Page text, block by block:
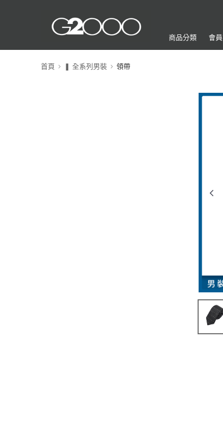
商品分類 會
首頁 ❚ 全系列男裝 領帶